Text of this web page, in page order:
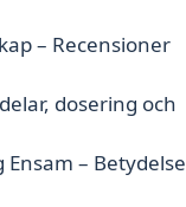
– Recensioner
dosering och
Ensam – Betydelse